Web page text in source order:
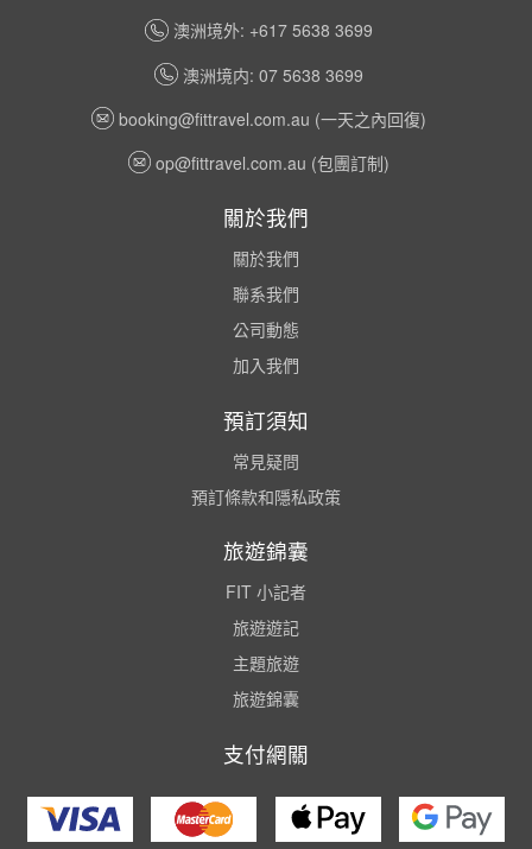
澳洲境外: +617 5638 3699
澳洲境内: 07 5638 3699
booking@fittravel.com.au (一天之內回復)
op@fittravel.com.au (包團訂制)
關於我們
關於我們
聯系我們
公司動態
加入我們
預訂須知
常見疑問
預訂條款和隱私政策
旅遊錦囊
FIT 小記者
旅遊遊記
主題旅遊
旅遊錦囊
支付網關